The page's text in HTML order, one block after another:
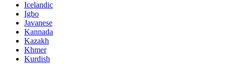
Icelandic
Igbo
Javanese
Kannada
Kazakh
Khmer
Kurdish